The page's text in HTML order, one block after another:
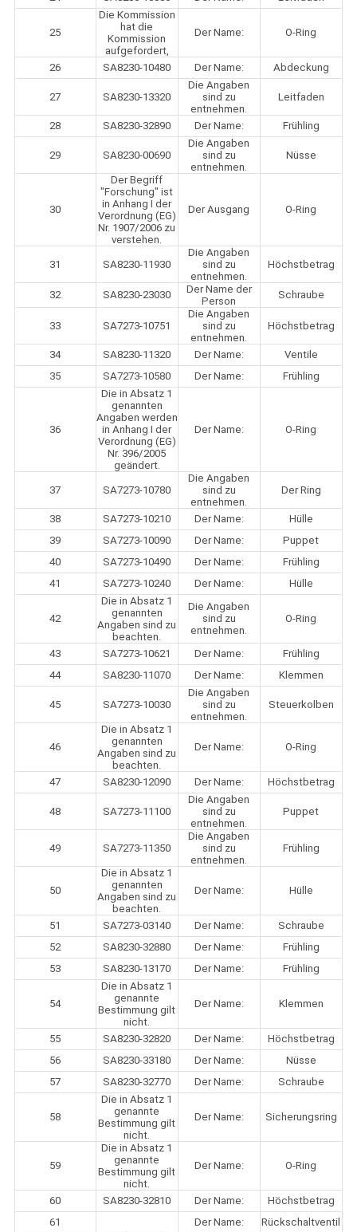
25
Die Kommission
hat die
Kommission
aufgefordert,
Der Name: O-Ring
26 SA8230-10480 Der Name: Abdeckung
27 SA8230-13320
Die Angaben
sind zu
entnehmen.
Leitfaden
28 SA8230-32890 Der Name: Frühling
29 SA8230-00690
Die Angaben
sind zu
entnehmen.
Nüsse
30
Der Begriff
"Forschung" ist
in Anhang I der
Verordnung (EG)
Nr. 1907/2006 zu
verstehen.
Der Ausgang O-Ring
31 SA8230-11930
Die Angaben
sind zu
entnehmen.
Höchstbetrag
32 SA8230-23030
Der Name der
Person
Schraube
33 SA7273-10751
Die Angaben
sind zu
entnehmen.
Höchstbetrag
34 SA8230-11320 Der Name:
Ventile
35
SA7273-10580 Der Name: Frühling
36
Die in Absatz 1
genannten
Angaben werden
in Anhang I der
Verordnung (EG)
Nr. 396/2005
geändert.
Der Name: O-Ring
37 SA7273-10780
Die Angaben
sind zu
entnehmen.
Der Ring
38 SA7273-10210 Der Name:
Hülle
39
SA7273-10090 Der Name:
Puppet
40
SA7273-10490 Der Name:
Frühling
41
SA7273-10240 Der Name: Hülle
42
Die in Absatz 1
genannten
Angaben sind zu
beachten.
Die Angaben
sind zu
entnehmen.
O-Ring
43 SA7273-10621 Der Name:
Frühling
44
SA8230-11070 Der Name: Klemmen
45 SA7273-10030
Die Angaben
sind zu
entnehmen.
Steuerkolben
46
Die in Absatz 1
genannten
Angaben sind zu
beachten.
Der Name: O-Ring
47 SA8230-12090 Der Name: Höchstbetrag
48 SA7273-11100
Die Angaben
sind zu
entnehmen.
Puppet
49 SA7273-11350
Die Angaben
sind zu
entnehmen.
Frühling
50
Die in Absatz 1
genannten
Angaben sind zu
beachten.
Der Name: Hülle
51 SA7273-03140 Der Name:
Schraube
52
SA8230-32880 Der Name:
Frühling
53
SA8230-13170 Der Name: Frühling
54
Die in Absatz 1
genannte
Bestimmung gilt
nicht.
Der Name: Klemmen
55 SA8230-32820 Der Name:
Höchstbetrag
56
SA8230-33180 Der Name:
Nüsse
57
SA8230-32770 Der Name: Schraube
58
Die in Absatz 1
genannte
Bestimmung gilt
nicht.
Der Name: Sicherungsring
59
Die in Absatz 1
genannte
Bestimmung gilt
nicht.
Der Name: O-Ring
60 SA8230-32810 Der Name:
Höchstbetrag
61
Der Name: Rückschaltventil